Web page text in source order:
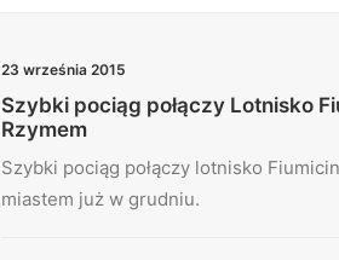
23 września 2015
Szybki pociąg połączy Lotnisko
Rzymem
Szybki pociąg połączy lotnisko
miastem już w grudniu.